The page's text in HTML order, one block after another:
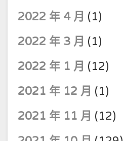
2022 年 4 月 (1)
2022 年 3 月 (1)
2022 年 1 月 (12)
2021 年 12 月 (1)
2021 年 11 月 (12)